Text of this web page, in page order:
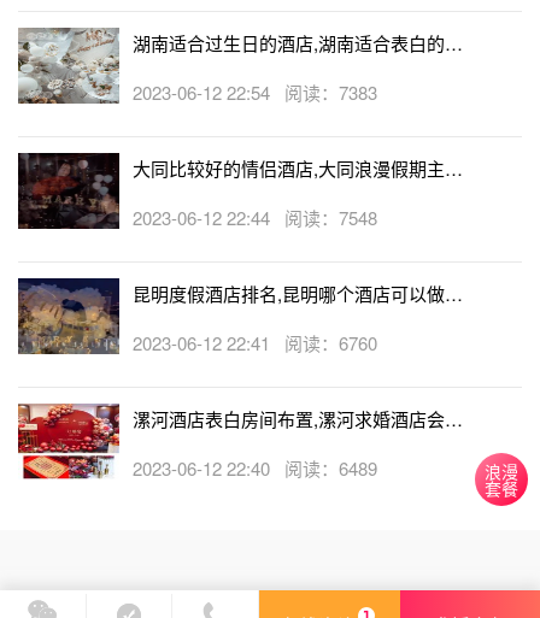
湖南适合过生日的酒店,湖南适合表白的酒
2023-06-12 22:54 阅读：7383
大同比较好的情侣酒店,大同浪漫假期主题
2023-06-12 22:44 阅读：7548
昆明度假酒店排名,昆明哪个酒店可以做求
2023-06-12 22:41 阅读：6760
漯河酒店表白房间布置,漯河求婚酒店会帮
2023-06-12 22:40 阅读：6489 浪漫
套餐